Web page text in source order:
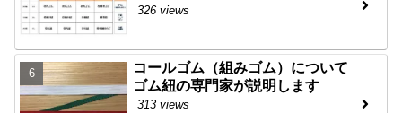
326 views
コールゴム（組みゴム）について
ゴム紐の専門家が説明します
313 views